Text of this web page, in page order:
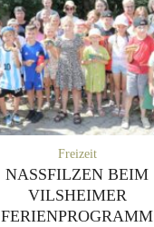
Freizeit
NASSFILZEN BEIM
VILSHEIMER
FERIENPROGRAMM